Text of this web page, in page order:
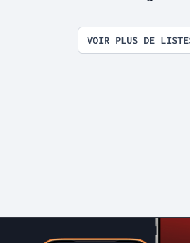
VOIR PLUS DE